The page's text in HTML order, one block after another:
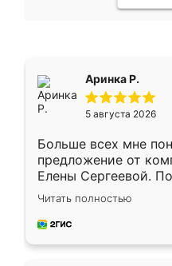
Аринка Р.
5 августа 2026
Больше всех мне
предложение от
Елены Сергеевой.
короткие сроки
для замера
предложил по моему
Читать полностью